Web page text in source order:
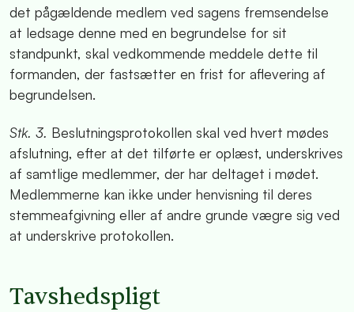
det pågældende medlem ved sagens fremsendelse
at ledsage denne med en begrundelse for sit
standpunkt, skal vedkommende meddele dette til
formanden, der fastsætter en frist for aflevering af
begrundelsen.
Stk. 3. Beslutningsprotokollen skal ved hvert mødes
afslutning, efter at det tilførte er oplæst, underskrives
af samtlige medlemmer, der har deltaget i mødet.
Medlemmerne kan ikke under henvisning til deres
stemmeafgivning eller af andre grunde vægre sig ved
at underskrive protokollen.
Tavshedspligt